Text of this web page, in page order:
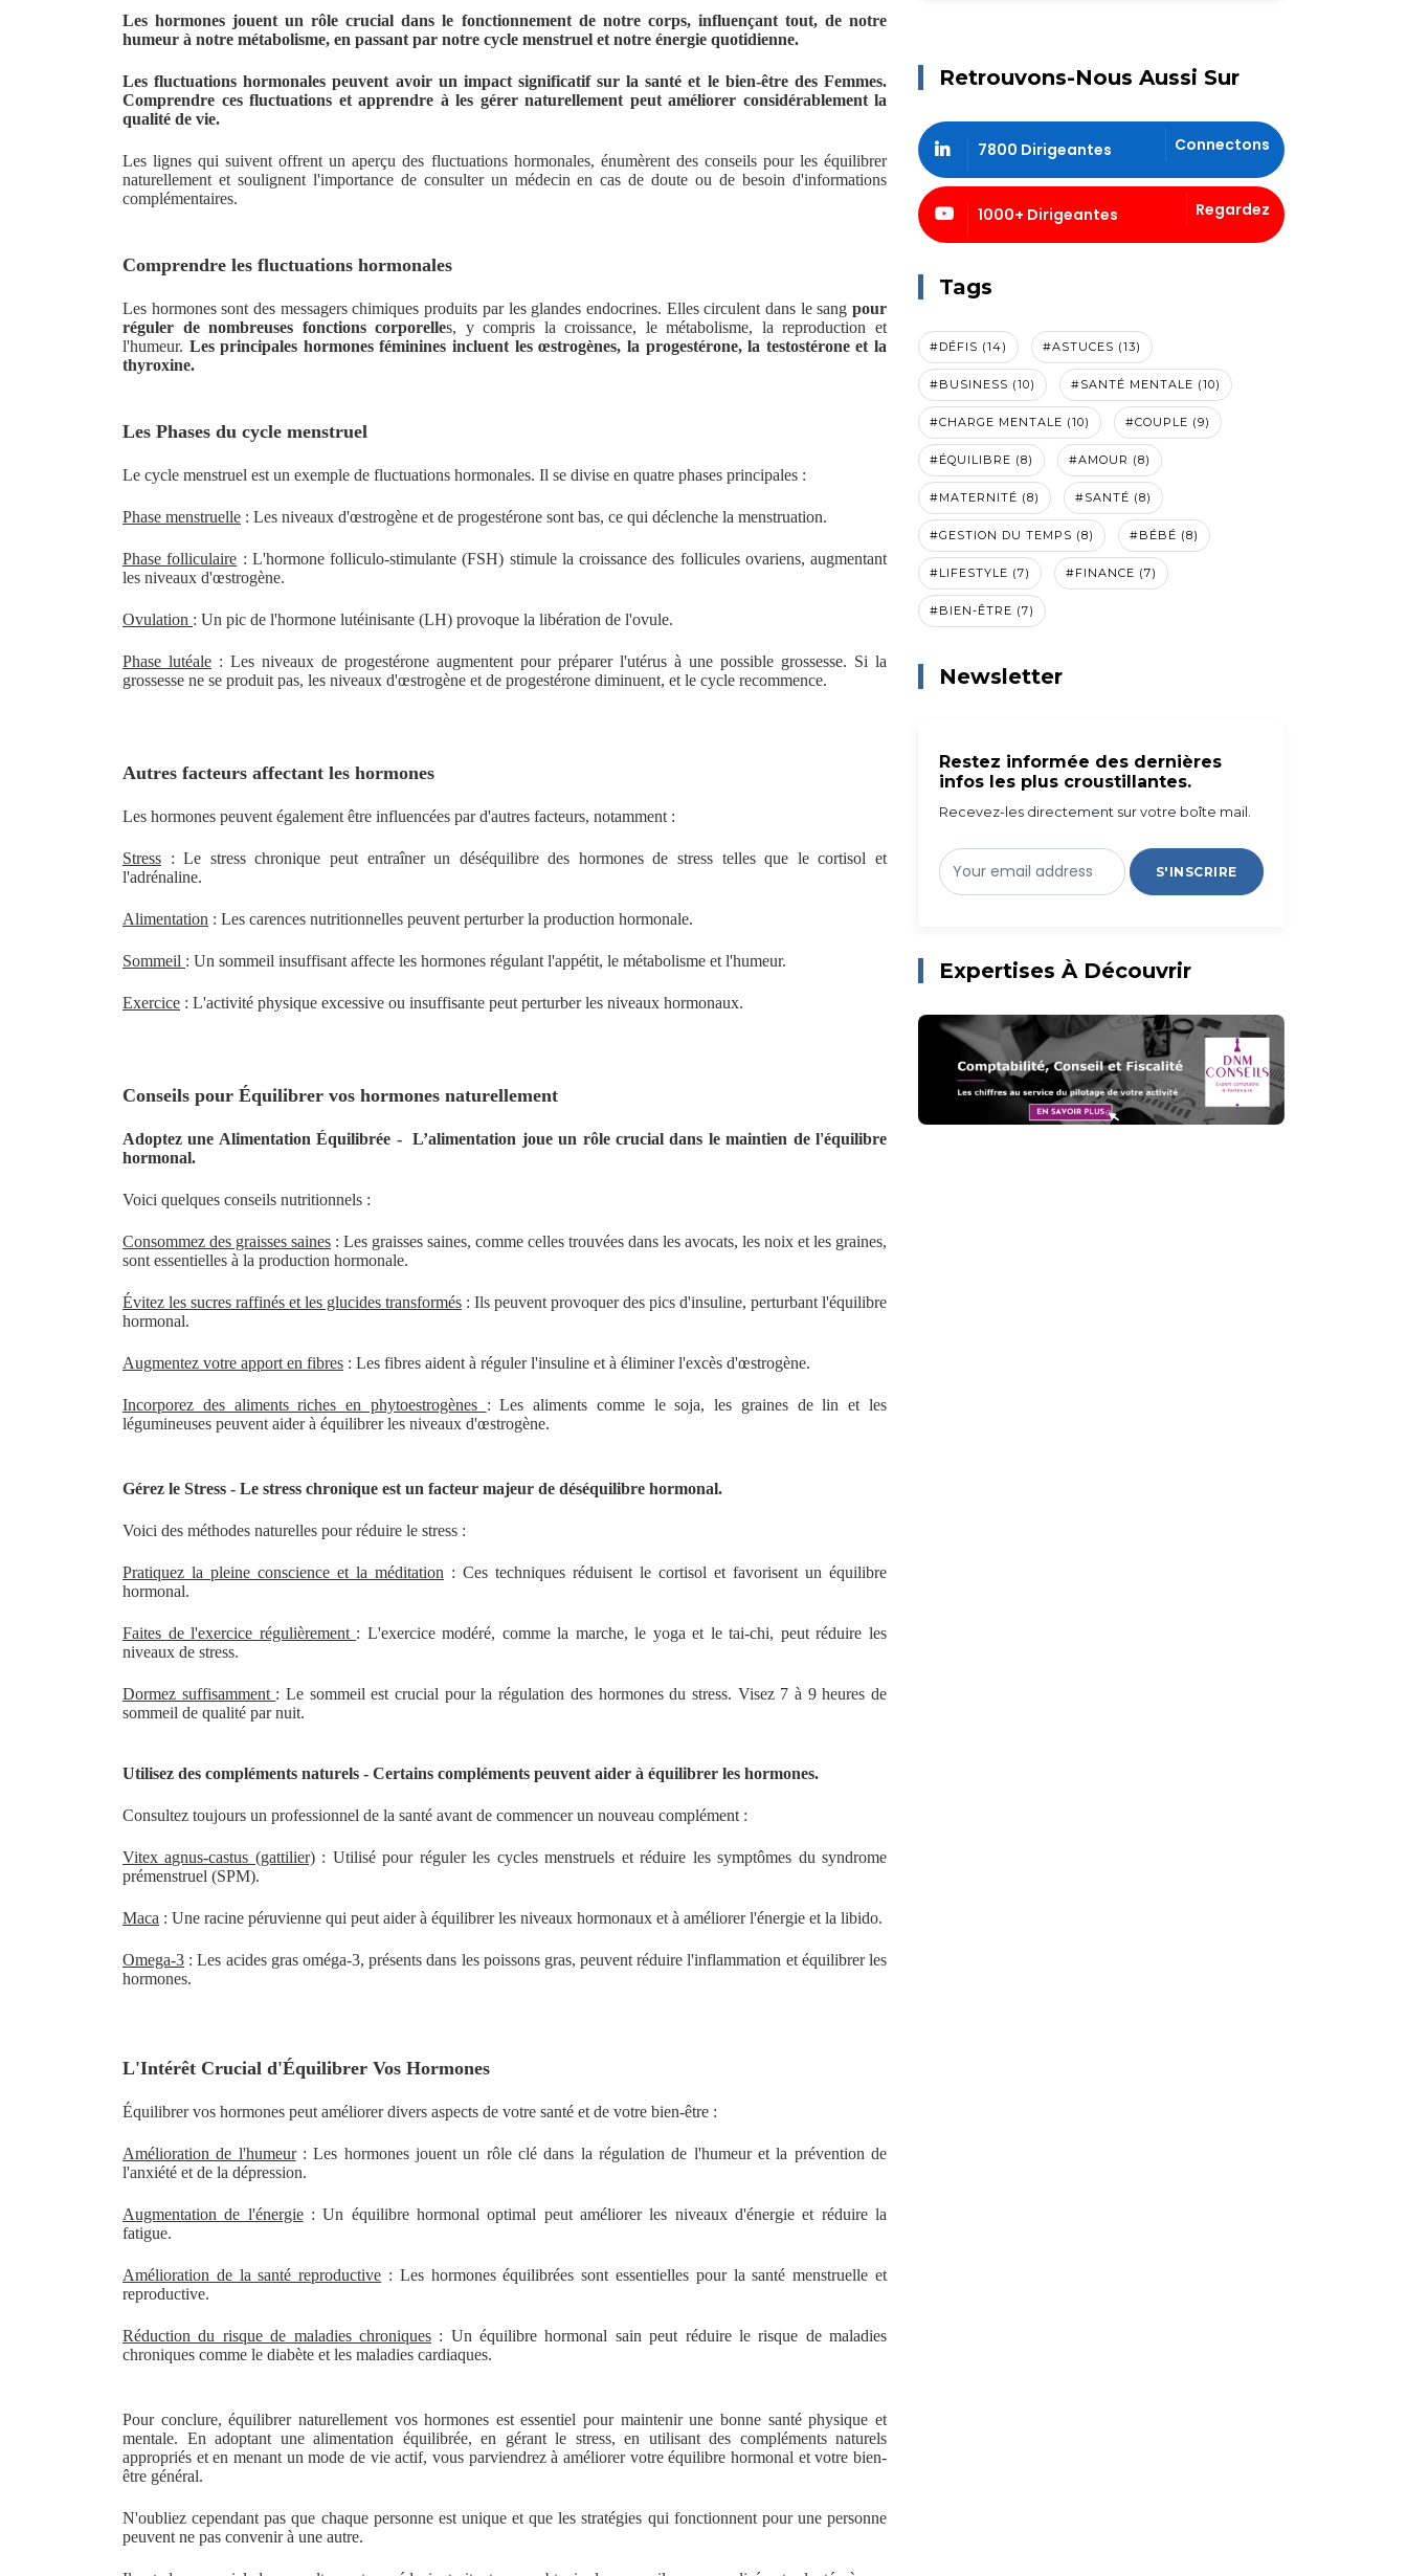
Les hormones jouent un rôle crucial dans le fonctionnement de notre corps, influençant tout, de notre
humeur à notre métabolisme, en passant par notre cycle menstruel et notre énergie quotidienne.
Les fluctuations hormonales peuvent avoir un impact significatif sur la santé et le bien-être des Femmes.
Comprendre ces fluctuations et apprendre à les gérer naturellement peut améliorer considérablement la
qualité de vie.
Les lignes qui suivent offrent un aperçu des fluctuations hormonales, énumèrent des conseils pour les équilibrer
naturellement et soulignent l'importance de consulter un médecin en cas de doute ou de besoin d'informations
complémentaires.
Comprendre les fluctuations hormonales
Les hormones sont des messagers chimiques produits par les glandes endocrines. Elles circulent dans le sang pour
réguler de nombreuses fonctions corporelles, y compris la croissance, le métabolisme, la reproduction et
l'humeur. Les principales hormones féminines incluent les œstrogènes, la progestérone, la testostérone et la
thyroxine.
Les Phases du cycle menstruel
Le cycle menstruel est un exemple de fluctuations hormonales. Il se divise en quatre phases principales :
Phase menstruelle : Les niveaux d'œstrogène et de progestérone sont bas, ce qui déclenche la menstruation.
Phase folliculaire : L'hormone folliculo-stimulante (FSH) stimule la croissance des follicules ovariens, augmentant
les niveaux d'œstrogène.
Ovulation : Un pic de l'hormone lutéinisante (LH) provoque la libération de l'ovule.
Phase lutéale : Les niveaux de progestérone augmentent pour préparer l'utérus à une possible grossesse. Si la
grossesse ne se produit pas, les niveaux d'œstrogène et de progestérone diminuent, et le cycle recommence.
Autres facteurs affectant les hormones
Les hormones peuvent également être influencées par d'autres facteurs, notamment :
Stress : Le stress chronique peut entraîner un déséquilibre des hormones de stress telles que le cortisol et
l'adrénaline.
Alimentation : Les carences nutritionnelles peuvent perturber la production hormonale.
Sommeil : Un sommeil insuffisant affecte les hormones régulant l'appétit, le métabolisme et l'humeur.
Exercice : L'activité physique excessive ou insuffisante peut perturber les niveaux hormonaux.
Conseils pour Équilibrer vos hormones naturellement
Adoptez une Alimentation Équilibrée - L’alimentation joue un rôle crucial dans le maintien de l'équilibre
hormonal.
Voici quelques conseils nutritionnels :
Consommez des graisses saines : Les graisses saines, comme celles trouvées dans les avocats, les noix et les graines,
sont essentielles à la production hormonale.
Évitez les sucres raffinés et les glucides transformés : Ils peuvent provoquer des pics d'insuline, perturbant l'équilibre
hormonal.
Augmentez votre apport en fibres : Les fibres aident à réguler l'insuline et à éliminer l'excès d'œstrogène.
Incorporez des aliments riches en phytoestrogènes : Les aliments comme le soja, les graines de lin et les
légumineuses peuvent aider à équilibrer les niveaux d'œstrogène.
Gérez le Stress - Le stress chronique est un facteur majeur de déséquilibre hormonal.
Voici des méthodes naturelles pour réduire le stress :
Pratiquez la pleine conscience et la méditation : Ces techniques réduisent le cortisol et favorisent un équilibre
hormonal.
Faites de l'exercice régulièrement : L'exercice modéré, comme la marche, le yoga et le tai-chi, peut réduire les
niveaux de stress.
Dormez suffisamment : Le sommeil est crucial pour la régulation des hormones du stress. Visez 7 à 9 heures de
sommeil de qualité par nuit.
Utilisez des compléments naturels - Certains compléments peuvent aider à équilibrer les hormones.
Consultez toujours un professionnel de la santé avant de commencer un nouveau complément :
Vitex agnus-castus (gattilier): Utilisé pour réguler les cycles menstruels et réduire les symptômes du syndrome
prémenstruel (SPM).
Maca : Une racine péruvienne qui peut aider à équilibrer les niveaux hormonaux et à améliorer l'énergie et la libido.
Omega-3 : Les acides gras oméga-3, présents dans les poissons gras, peuvent réduire l'inflammation et équilibrer les
hormones.
L'Intérêt Crucial d'Équilibrer Vos Hormones
Équilibrer vos hormones peut améliorer divers aspects de votre santé et de votre bien-être :
Amélioration de l'humeur: Les hormones jouent un rôle clé dans la régulation de l'humeur et la prévention de
l'anxiété et de la dépression.
Augmentation de l'énergie: Un équilibre hormonal optimal peut améliorer les niveaux d'énergie et réduire la
fatigue.
Amélioration de la santé reproductive : Les hormones équilibrées sont essentielles pour la santé menstruelle et
reproductive.
Réduction du risque de maladies chroniques: Un équilibre hormonal sain peut réduire le risque de maladies
chroniques comme le diabète et les maladies cardiaques.
Pour conclure, équilibrer naturellement vos hormones est essentiel pour maintenir une bonne santé physique et
mentale. En adoptant une alimentation équilibrée, en gérant le stress, en utilisant des compléments naturels
appropriés et en menant un mode de vie actif, vous parviendrez à améliorer votre équilibre hormonal et votre bien-
être général.
N'oubliez cependant pas que chaque personne est unique et que les stratégies qui fonctionnent pour une personne
peuvent ne pas convenir à une autre.
Retrouvons-Nous Aussi Sur
7800 Dirigeantes Connectons
1000+ Dirigeantes Regardez
Tags
#DÉFIS (14) #ASTUCES (13)
#BUSINESS (10) #SANTÉ MENTALE (10)
#CHARGE MENTALE (10) #COUPLE (9)
#ÉQUILIBRE (8) #AMOUR (8)
#MATERNITÉ (8) #SANTÉ (8)
#GESTION DU TEMPS (8) #BÉBÉ (8)
#LIFESTYLE (7) #FINANCE (7)
#BIEN-ÊTRE (7)
Newsletter
Restez informée des dernières
infos les plus croustillantes.
Recevez-les directement sur votre boîte mail.
S'INSCRIRE
Expertises À Découvrir